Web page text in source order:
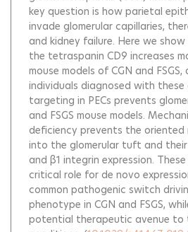
key question is how parietal
invade glomerular capillaries,
and kidney failure. Here we
the tetraspanin CD9 increases
mouse models of CGN and
individuals diagnosed with these
targeting in PECs prevents
and FSGS mouse models.
deficiency prevents the oriented
into the glomerular tuft and
and β1 integrin expression.
critical role for de novo
common pathogenic switch
phenotype in CGN and FSGS,
potential therapeutic avenue to